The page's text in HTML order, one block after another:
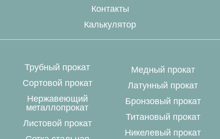
Контакты
Калькулятор
Трубный прокат
Сортовой прокат
Нержавеющий
металлопрокат
Листовой прокат
Медный прокат
Латунный прокат
Бронзовый прокат
Титановый прокат
Никелевый прокат